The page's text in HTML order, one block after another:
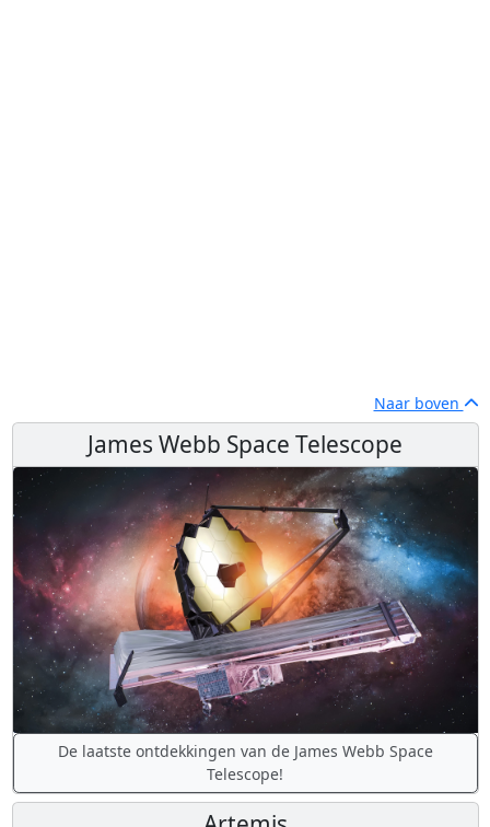
Naar boven
James Webb Space Telescope
De laatste ontdekkingen van de James Webb Space
Telescope!